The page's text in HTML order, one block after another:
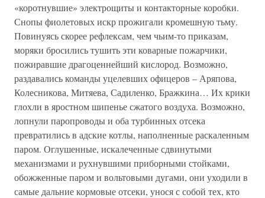
«коротнувшие» электрощиты и контакторные коробки.
Снопы фиолетовых искр прожигали кромешную тьму.
Повинуясь скорее рефлексам, чем чьим-то приказам,
моряки бросились тушить эти коварные пожарчики,
пожиравшие драгоценнейший кислород. Возможно,
раздавались команды уцелевших офицеров – Аряпова,
Колесникова, Митяева, Садиленко, Бражкина… Их крики
глохли в яростном шипенье сжатого воздуха. Возможно,
лопнули паропроводы и оба турбинных отсека
превратились в адские котлы, наполненные раскаленным
паром. Оглушенные, искалеченные сдвинутыми
механизмами и рухнувшими приборными стойками,
обожженные паром и вольтовыми дугами, они уходили в
самые дальние кормовые отсеки, унося с собой тех, кто